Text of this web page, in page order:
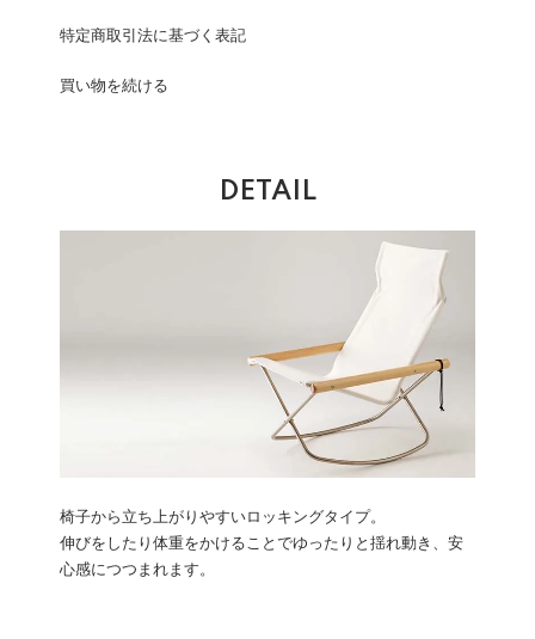
特定商取引法に基づく表記
買い物を続ける
DETAIL
椅子から立ち上がりやすいロッキングタイプ。
伸びをしたり体重をかけることでゆったりと揺れ動き、安
心感につつまれます。